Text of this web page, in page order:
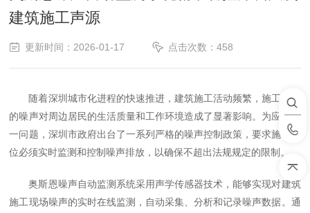
建筑施工声源
更新时间：2026-01-17 点击次数：458
随着深圳城市化进程的快速推进，建筑施工活动频繁，施工产生
的噪声对周边居民的生活质量和工作环境造成了显著影响。为应对这
一问题，深圳市政府出台了一系列严格的噪声控制政策，要求施工单
位必须实时监测和控制噪声排放，以确保不超出法规规定的限制。
奥斯恩噪声自动监测系统采用声学传感器技术，能够实现对建筑
施工现场噪声的实时在线监测，自动采集、分析和记录噪声数据。通